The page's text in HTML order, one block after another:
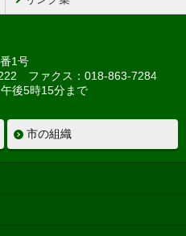
1号
ファクス：018-863-7284
後5時15分まで
市の組織